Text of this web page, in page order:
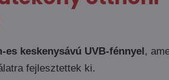
es keskenysávú UVB-fénnyel,
fejlesztettek ki.